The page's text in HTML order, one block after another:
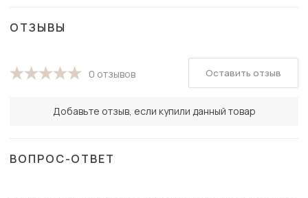
ОТЗЫВЫ
0 отзывов
Добавьте отзыв, если купили данный товар
Оставить отзыв
ВОПРОС-ОТВЕТ